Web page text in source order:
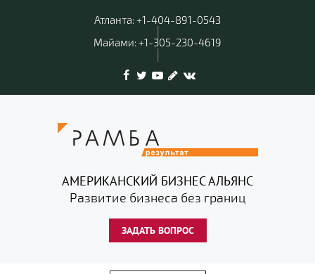
Атланта: +1-404-891-0543
|
Майами: +1-305-230-4619
|
АМЕРИКАНСКИЙ БИЗНЕС АЛЬЯНС
Развитие бизнеса без границ
ЗАДАТЬ ВОПРОС